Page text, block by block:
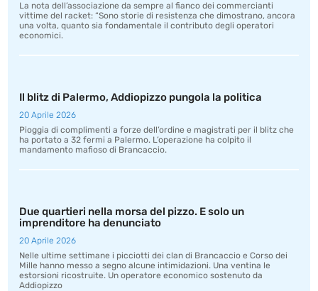
La nota dell’associazione da sempre al fianco dei commercianti
vittime del racket: “Sono storie di resistenza che dimostrano, ancora
una volta, quanto sia fondamentale il contributo degli operatori
economici.
Il blitz di Palermo, Addiopizzo pungola la politica
20 Aprile 2026
Pioggia di complimenti a forze dell’ordine e magistrati per il blitz che
ha portato a 32 fermi a Palermo. L’operazione ha colpito il
mandamento mafioso di Brancaccio.
Due quartieri nella morsa del pizzo. E solo un
imprenditore ha denunciato
20 Aprile 2026
Nelle ultime settimane i picciotti dei clan di Brancaccio e Corso dei
Mille hanno messo a segno alcune intimidazioni. Una ventina le
estorsioni ricostruite. Un operatore economico sostenuto da
Addiopizzo